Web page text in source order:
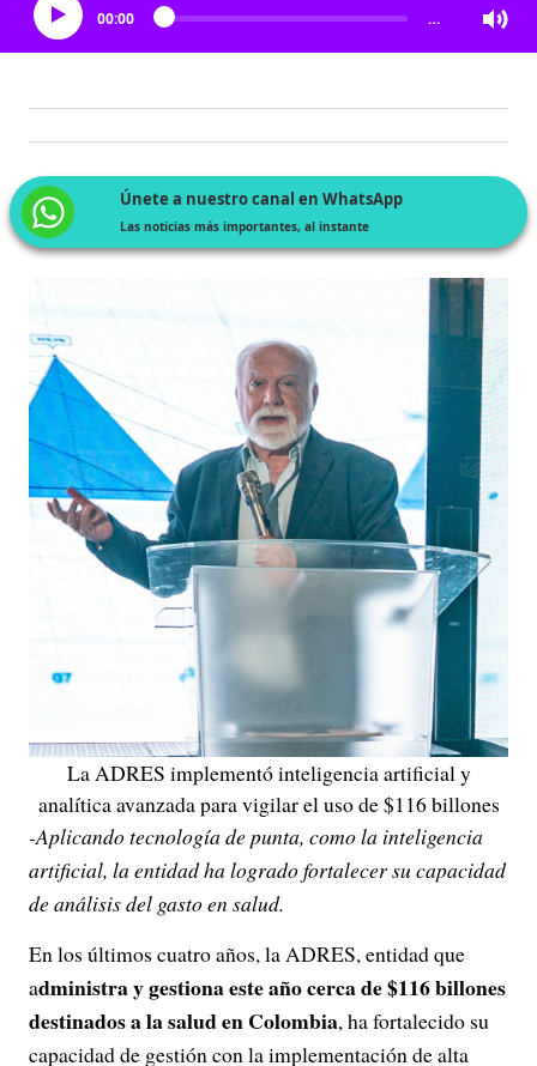
00:00 …
Únete a nuestro canal en WhatsApp
Las noticias más importantes, al instante
La ADRES implementó inteligencia artificial y
analítica avanzada para vigilar el uso de $116 billones
-Aplicando tecnología de punta, como la inteligencia
artificial, la entidad ha logrado fortalecer su capacidad
de análisis del gasto en salud.
En los últimos cuatro años, la ADRES, entidad que
administra y gestiona este año cerca de $116 billones
destinados a la salud en Colombia, ha fortalecido su
capacidad de gestión con la implementación de alta